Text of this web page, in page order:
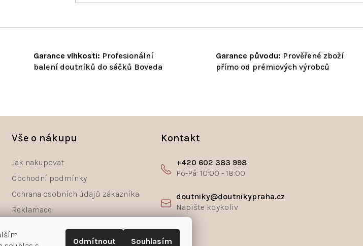
Odmítnout Souhlasím
Garance vlhkosti: Profesionální
balení doutníků do sáčků Boveda
Garance původu: Prověřené zboží
přímo od prémiových výrobců
Vše o nákupu
Jak nakupovat
Obchodní podmínky
Ochrana osobních údajů zákazníka
Reklamace
Kontakt
+420 602 383 998
doutniky@doutnikypraha.cz